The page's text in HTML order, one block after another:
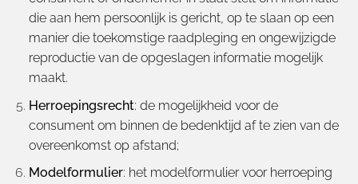
die aan hem persoonlijk is gericht, op te slaan op een
manier die toekomstige raadpleging en ongewijzigde
reproductie van de opgeslagen informatie mogelijk
maakt.
Herroepingsrecht: de mogelijkheid voor de
consument om binnen de bedenktijd af te zien van de
overeenkomst op afstand;
Modelformulier: het modelformulier voor herroeping